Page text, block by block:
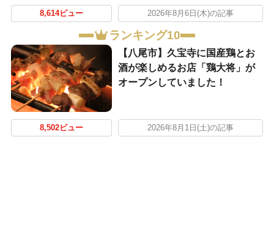
8,614ビュー 2026年8月6日(木)の記事
ランキング10
【八尾市】久宝寺に国産鶏とお
酒が楽しめるお店「鶏大将」が
オープンしていました！
8,502ビュー 2026年8月1日(土)の記事